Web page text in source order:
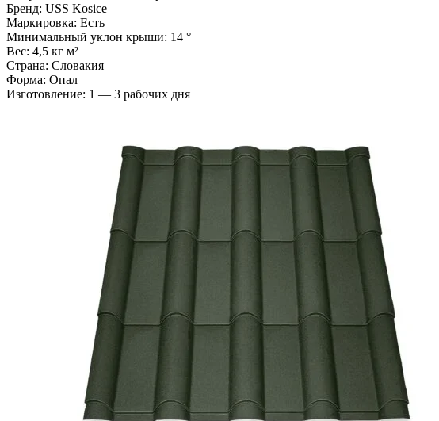
Бренд: USS Kosice
Маркировка: Есть
Минимальный уклон крыши: 14 °
Вес: 4,5 кг м²
Страна: Словакия
Форма: Опал
Изготовление: 1 — 3 рабочих дня